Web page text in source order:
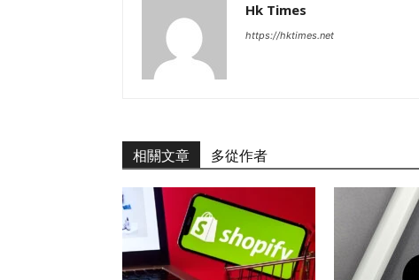
Hk Times
https://hktimes.net
相關文章 多從作者